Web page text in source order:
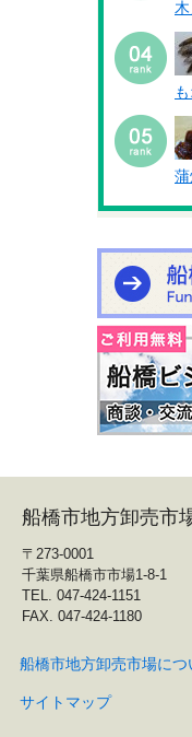
木
蒲
船橋市地方卸売市
〒273-0001
千葉県船橋市市場1-8-1
TEL. 047-424-1151
FAX. 047-424-1180
船橋市地方卸売市場につ
サイトマップ